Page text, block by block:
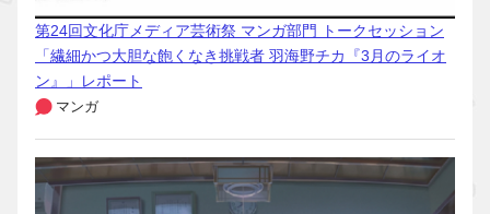
第24回文化庁メディア芸術祭 マンガ部門 トークセッション
「繊細かつ大胆な飽くなき挑戦者 羽海野チカ『3月のライオ
ン』」レポート
マンガ